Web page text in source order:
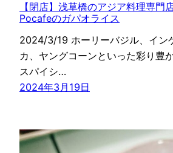
【閉店】浅草橋のアジア料理専門
Pocafeのガパオライス
2024/3/19 ホーリーバジル、イン
カ、ヤングコーンといった彩り豊
スパイシ…
2024年3月19日